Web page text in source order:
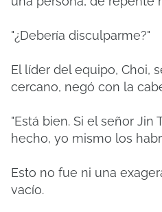
"¿Debería disculparme?"
El líder del equipo, Choi,
cercano, negó con la
"Está bien. Si el señor
hecho, yo mismo los
Esto no fue ni una
vacío.